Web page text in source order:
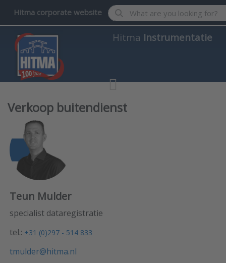
Hitma corporate website Enter a search term. Results
Hitma Instrumentatie
Verkoop buitendienst
Teun Mulder
specialist dataregistratie
tel.: +31 (0)297 - 514 833
tmulder@hitma.nl